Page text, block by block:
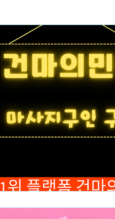
스웨디시가격 스웨디
사지구인 마사지구인
트 알바 스웨디시알바